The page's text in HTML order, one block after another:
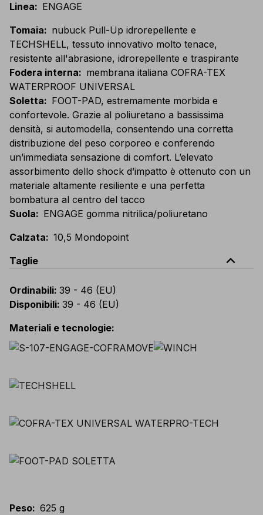
Linea: ENGAGE
Tomaia: nubuck Pull-Up idrorepellente e
TECHSHELL, tessuto innovativo molto tenace,
resistente all'abrasione, idrorepellente e traspirante
Fodera interna: membrana italiana COFRA-TEX
WATERPROOF UNIVERSAL
Soletta: FOOT-PAD, estremamente morbida e
confortevole. Grazie al poliuretano a bassissima
densità, si automodella, consentendo una corretta
distribuzione del peso corporeo e conferendo
un’immediata sensazione di comfort. L’elevato
assorbimento dello shock d’impatto è ottenuto con un
materiale altamente resiliente e una perfetta
bombatura al centro del tacco
Suola: ENGAGE gomma nitrilica/poliuretano
Calzata: 10,5 Mondopoint
Taglie
expand_less
Ordinabili: 39 - 46 (EU)
Disponibili: 39 - 46 (EU)
Materiali e tecnologie:
Peso: 625 g